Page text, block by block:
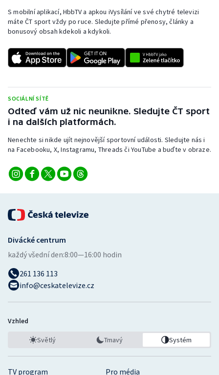
S mobilní aplikací, HbbTV a apkou iVysílání ve své chytré televizi
máte ČT sport vždy po ruce. Sledujte přímé přenosy, články a
bonusový obsah kdekoli a kdykoli.
SOCIÁLNÍ SÍTĚ
Odteď vám už nic neunikne. Sledujte ČT sport
i na dalších platformách.
Nenechte si nikde ujít nejnovější sportovní události. Sledujte nás i
na Facebooku, X, Instagramu, Threads či YouTube a buďte v obraze.
TV program Pro média
Divácké centrum
každý všední den:8:00—16:00 hodin
261 136 113
info@ceskatelevize.cz
Vzhled
Světlý Tmavý Systém